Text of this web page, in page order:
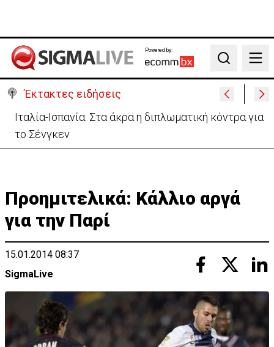
Powered by:
Search
Έκτακτες ειδήσεις
Μονή Αγ. Νεοφύτου για απόπειρα φόνου: Ο
Ηγούμενος επέδειξε «ιδιαίτερη υπομονή»
Προημιτελικά: Κάλλιο αργά
για την Παρί
15.01.2014 08:37
SigmaLive